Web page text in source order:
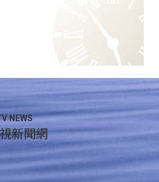
NEWS
新聞網